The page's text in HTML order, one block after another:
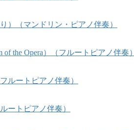
）（マンドリン・ピアノ伴奏）
the Opera）（フルートピアノ伴奏）
ルートピアノ伴奏）
ートピアノ伴奏）